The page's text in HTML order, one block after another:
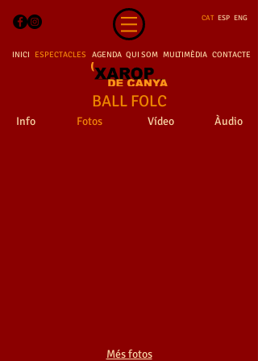
CAT ESP ENG
INICI ESPECTACLES AGENDA QUI SOM MULTIMÈDIA CONTACTE
BALL FOLC
Info Fotos Vídeo Àudio
Més fotos